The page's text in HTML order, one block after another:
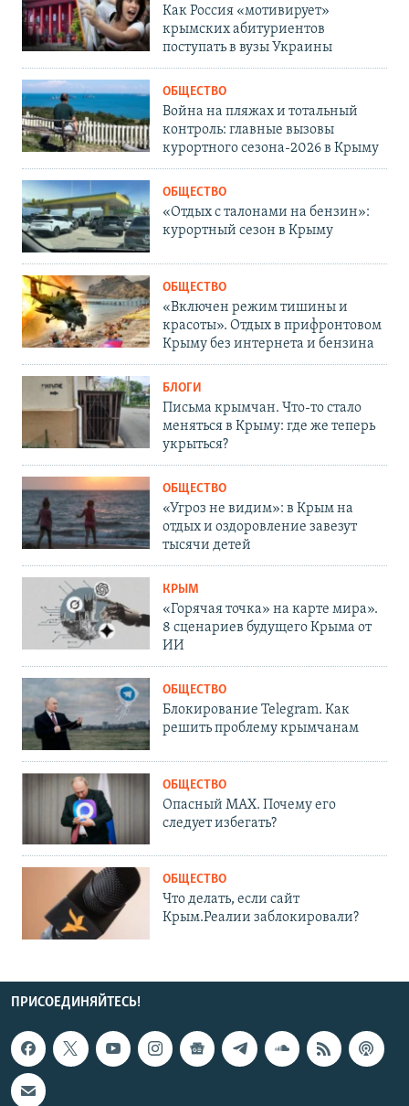
Как Россия «мотивирует»
крымских абитуриентов
поступать в вузы Украины
ОБЩЕСТВО
Война на пляжах и тотальный
контроль: главные вызовы
курортного сезона-2026 в Крыму
ОБЩЕСТВО
«Отдых с талонами на бензин»:
курортный сезон в Крыму
ОБЩЕСТВО
«Включен режим тишины и
красоты». Отдых в прифронтовом
Крыму без интернета и бензина
БЛОГИ
Письма крымчан. Что-то стало
меняться в Крыму: где же теперь
укрыться?
ОБЩЕСТВО
«Угроз не видим»: в Крым на
отдых и оздоровление завезут
тысячи детей
КРЫМ
«Горячая точка» на карте мира».
8 сценариев будущего Крыма от
ИИ
ОБЩЕСТВО
Блокирование Telegram. Как
решить проблему крымчанам
ОБЩЕСТВО
Опасный MAX. Почему его
следует избегать?
ОБЩЕСТВО
Что делать, если сайт
Крым.Реалии заблокировали?
ПРИСОЕДИНЯЙТЕСЬ!